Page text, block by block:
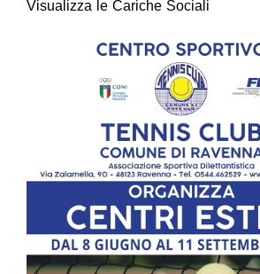
Visualizza le Cariche Sociali